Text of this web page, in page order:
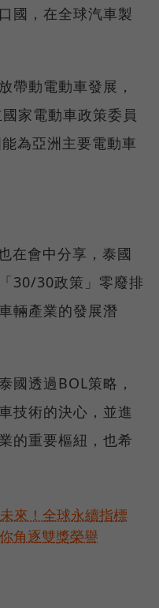
國，在全球汽車製
帶動電動車發展，
家電動車政策委員
為亞洲主要電動車
在會中分享，泰國
30/30政策」零廢排
輛產業的發展潛
國透過BOL策略，
技術的決心，並進
的重要樞紐，也希
來！全球永續指標
角逐雙獎榮譽